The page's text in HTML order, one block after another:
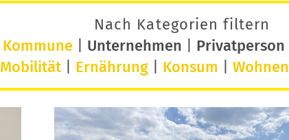
Nach Kategorien filtern
Kommune| Unternehmen Privatperson
Mobilität Ernährung Konsum Wohnen